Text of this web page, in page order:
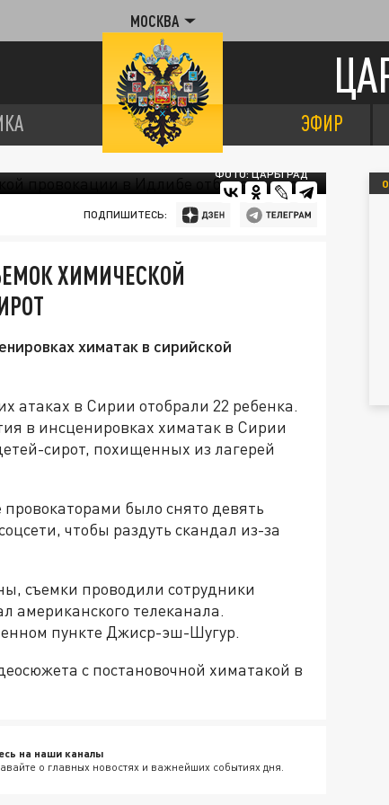
МОСКВА
ЭФИР
ФОТО: ЦАРЬГРАД
ПОДПИШИТЕСЬ:
ХИМИЧЕСКОЙ
химатак в сирийской
атаках в Сирии отобрали 22 ребенка.
в инсценировках химатак в Сирии
сирот, похищенных из лагерей
было снято девять
чтобы раздуть скандал из-за
съемки проводили сотрудники
американского телеканала.
пункте Джиср-эш-Шугур.
с постановочной химатакой в
на наши каналы
о главных новостях и важнейших событиях дня.